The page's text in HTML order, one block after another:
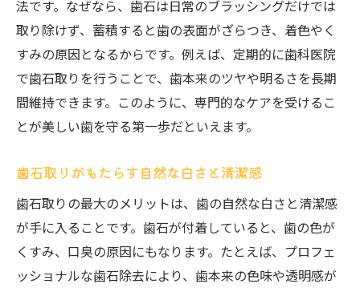
法です。なぜなら、歯石は日常のブラッシングだけでは
取り除けず、蓄積すると歯の表面がざらつき、着色やく
すみの原因となるからです。例えば、定期的に歯科医院
で歯石取りを行うことで、歯本来のツヤや明るさを長期
間維持できます。このように、専門的なケアを受けるこ
とが美しい歯を守る第一歩だといえます。
歯石取りがもたらす自然な白さと清潔感
歯石取りの最大のメリットは、歯の自然な白さと清潔感
が手に入ることです。歯石が付着していると、歯の色が
くすみ、口臭の原因にもなります。たとえば、プロフェ
ッショナルな歯石除去により、歯本来の色味や透明感が